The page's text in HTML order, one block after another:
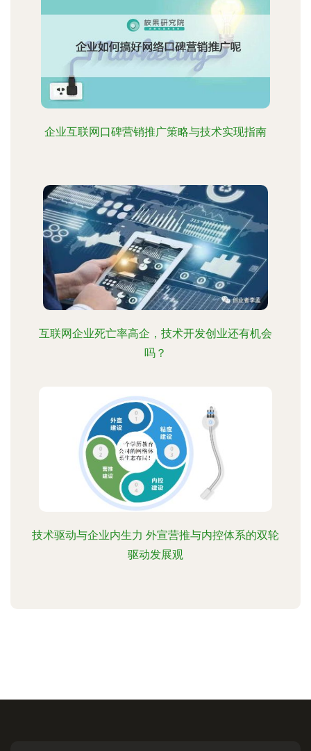
企业互联网口碑营销推广策略与技术实现指南
互联网企业死亡率高企，技术开发创业还有机会
吗？
技术驱动与企业内生力 外宣营推与内控体系的双轮
驱动发展观